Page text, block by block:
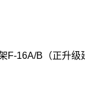
F-16A/B（正升级